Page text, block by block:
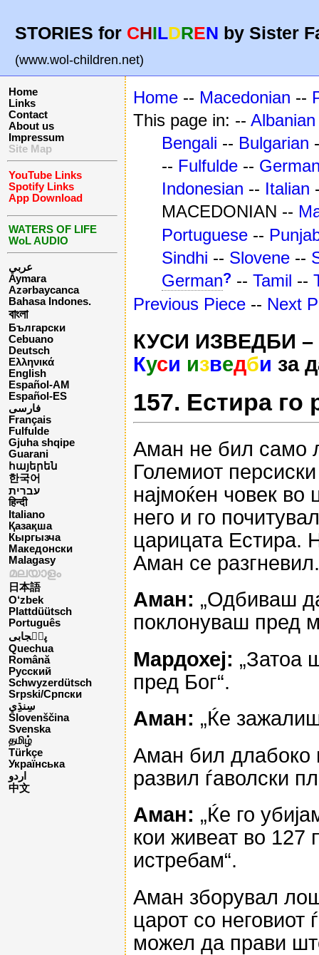
STORIES for CHILDREN by Sister
(www.wol-children.net)
Home
Links
Contact
About us
Impressum
Site Map
YouTube Links
Spotify Links
App Download
WATERS OF LIFE
WoL AUDIO
عربي
Aymara
Azərbaycanca
Bahasa Indones.
বাংলা
Български
Cebuano
Deutsch
Ελληνικά
English
Español-AM
Español-ES
فارسی
Français
Fulfulde
Gjuha shqipe
Guarani
հայերեն
한국어
עברית
हिन्दी
Italiano
Қазақша
Кыргызча
Македонски
Malagasy
മലയാളം
日本語
O‘zbek
Plattdüütsch
Português
پن٘جابی
Quechua
Română
Русский
Schwyzerdütsch
Srpski/Српски
Slovenščina
Svenska
தமிழ்
Türkçe
Українська
اردو
中文
Home -- Macedonian --
This page in: -- Albanian
Bengali -- Bulgarian
-- Fulfulde --
Indonesian -- Italian
MACEDONIAN --
Portuguese --
Sindhi -- Slovene --
German? -- Tamil --
Previous Piece -- Next
КУСИ ИЗВЕДБИ –
Куси изведби за
157. Естира го
Аман не бил само
Големиот
најмоќен човек во
него и го
царицата Естира.
Аман се разгневил.
Аман: „Одбиваш
поклонуваш пред
Мардохеј: „Затоа
пред Бог“.
Аман: „Ќе
Аман бил длабоко
развил ѓаволски
Аман: „Ќе го
кои живеат во 127
истребам“.
Аман зборувал
царот со неговиот
можел да прави